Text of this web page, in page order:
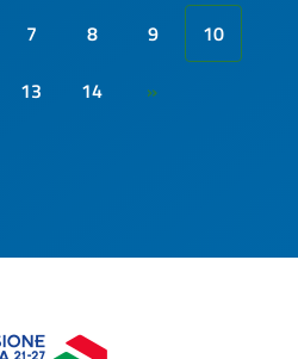
7 8 9
10
13 14 »